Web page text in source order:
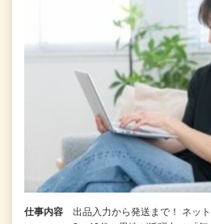
仕事内容
出品入力から発送まで！ ネッ